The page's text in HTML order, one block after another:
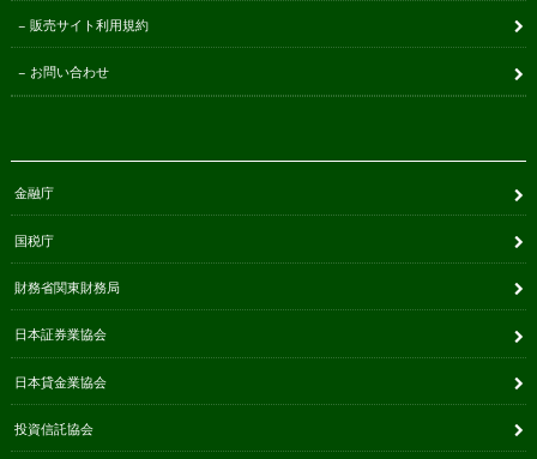
販売サイト利用規約
お問い合わせ
金融庁
国税庁
財務省関東財務局
日本証券業協会
日本貸金業協会
投資信託協会